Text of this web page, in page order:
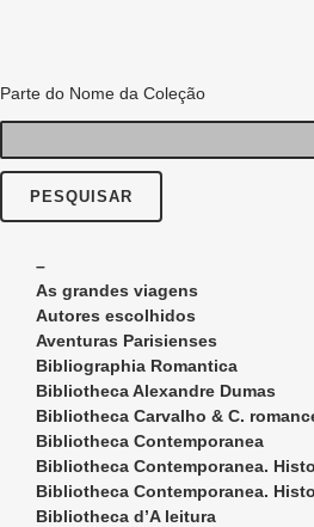
Parte do Nome da Coleção
–
As grandes viagens
Autores escolhidos
Aventuras Parisienses
Bibliographia Romantica
Bibliotheca Alexandre Dumas
Bibliotheca Carvalho & C.
Bibliotheca Contemporanea
Bibliotheca Contemporanea.
Bibliotheca Contemporanea.
Bibliotheca d’A leitura